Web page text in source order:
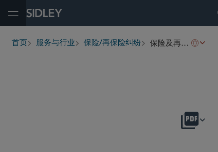
breadcrumbs
首页 服务与行业 保险/再保险纠纷 保险及再保险诉讼